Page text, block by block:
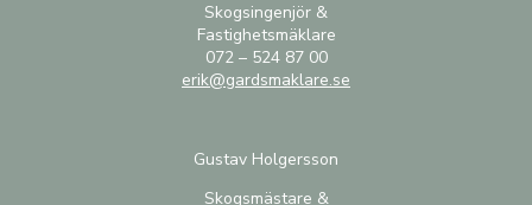
Skogsingenjör &
Fastighetsmäklare
072 – 524 87 00
erik@gardsmaklare.se
Gustav Holgersson
Skogsmästare &